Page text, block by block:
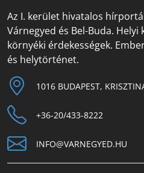
Az I. kerület hivatalos
Várnegyed és Bel-Buda.
környéki érdekességek.
és helytörténet.
1016 BUDAPEST,
+36-20/433-8222
INFO@VARNEGYED.HU